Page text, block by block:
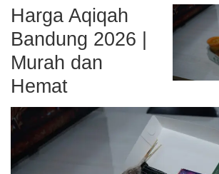
Harga Aqiqah
Bandung 2026 |
Murah dan
Hemat